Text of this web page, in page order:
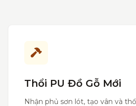
Thổi PU Đồ Gỗ Mới
Nhận phủ sơn lót, tạo vân và